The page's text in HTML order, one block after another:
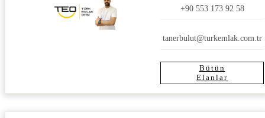
+90 553 173 92 58
tanerbulut@turkemlak.com.tr
Bütün
Elanlar